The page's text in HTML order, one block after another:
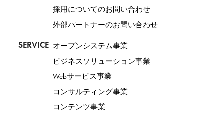
採用についてのお問い合わせ
外部パートナーのお問い合わせ
SERVICE オープンシステム事業
ビジネスソリューション事業
Webサービス事業
コンサルティング事業
コンテンツ事業